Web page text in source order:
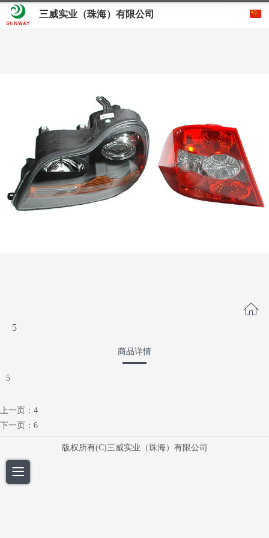
三威实业（珠海）有限公司
5
商品详情
5
上一页： 4
下一页： 6
版权所有(C)三威实业（珠海）有限公司